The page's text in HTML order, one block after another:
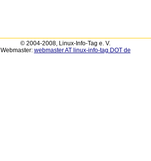
© 2004-2008, Linux-Info-Tag e. V.
Webmaster: webmaster AT linux-info-tag DOT de